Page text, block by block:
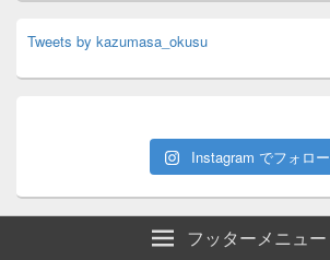
Tweets by kazumasa_okusu
Instagram でフォロー
フッターメニュー